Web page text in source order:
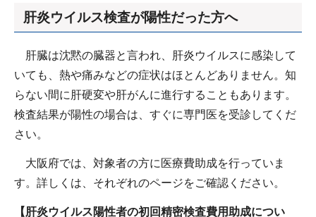
肝炎ウイルス検査が陽性だった方へ
肝臓は沈黙の臓器と言われ、肝炎ウイルスに感染して
いても、熱や痛みなどの症状はほとんどありません。知
らない間に肝硬変や肝がんに進行することもあります。
検査結果が陽性の場合は、すぐに専門医を受診してくだ
さい。
大阪府では、対象者の方に医療費助成を行っていま
す。詳しくは、それぞれのページをご確認ください。
【肝炎ウイルス陽性者の初回精密検査費用助成につい